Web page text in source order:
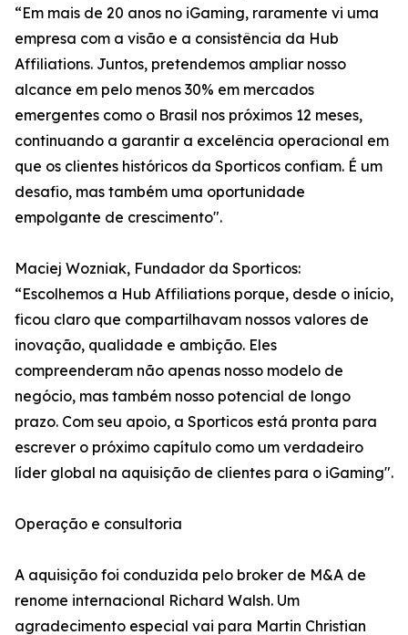
“Em mais de 20 anos no iGaming, raramente vi uma
empresa com a visão e a consistência da Hub
Affiliations. Juntos, pretendemos ampliar nosso
alcance em pelo menos 30% em mercados
emergentes como o Brasil nos próximos 12 meses,
continuando a garantir a excelência operacional em
que os clientes históricos da Sporticos confiam. É um
desafio, mas também uma oportunidade
empolgante de crescimento".
Maciej Wozniak, Fundador da Sporticos:
“Escolhemos a Hub Affiliations porque, desde o início,
ficou claro que compartilhavam nossos valores de
inovação, qualidade e ambição. Eles
compreenderam não apenas nosso modelo de
negócio, mas também nosso potencial de longo
prazo. Com seu apoio, a Sporticos está pronta para
escrever o próximo capítulo como um verdadeiro
líder global na aquisição de clientes para o iGaming".
Operação e consultoria
A aquisição foi conduzida pelo broker de M&A de
renome internacional Richard Walsh. Um
agradecimento especial vai para Martin Christian